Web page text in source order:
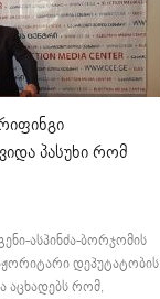
პასუხი რომ
ასპინძა-ბორჯომის
დეპუტატობის
აცხადებს რომ,